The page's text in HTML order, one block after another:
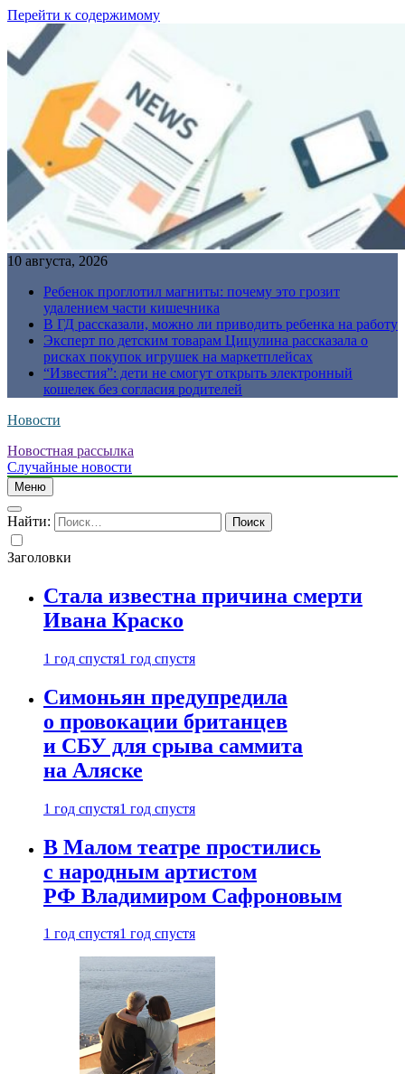
Перейти к содержимому
10 августа, 2026
Ребенок проглотил магниты: почему это грозит
удалением части кишечника
В ГД рассказали, можно ли приводить ребенка на работу
Эксперт по детским товарам Цицулина рассказала о
рисках покупок игрушек на маркетплейсах
“Известия”: дети не смогут открыть электронный
кошелек без согласия родителей
Новости
Новостная рассылка
Случайные новости
Меню
Найти:
Заголовки
Стала известна причина смерти
Ивана Краско
1 год спустя1 год спустя
Симоньян предупредила
о провокации британцев
и СБУ для срыва саммита
на Аляске
1 год спустя1 год спустя
В Малом театре простились
с народным артистом
РФ Владимиром Сафроновым
1 год спустя1 год спустя